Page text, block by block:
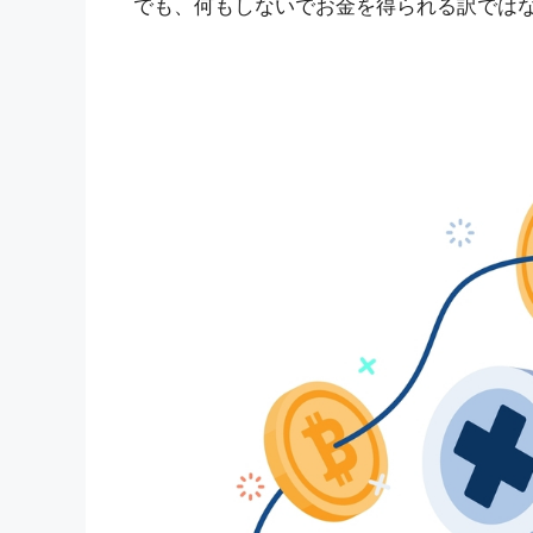
でも、何もしないでお金を得られる訳では